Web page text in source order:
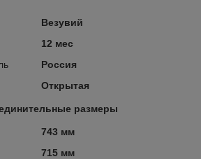
Везувий
12 мес
Россия
Открытая
размеры
743 мм
715 мм